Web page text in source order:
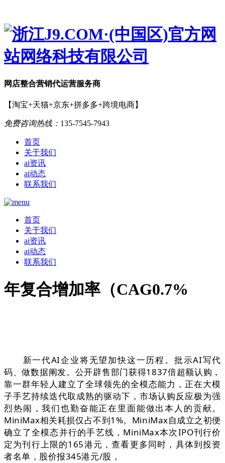
网店整合营销代运营服务商
【淘宝+天猫+京东+拼多多+跨境电商】
免费咨询热线： 135-7545-7943
首页
关于我们
ai资讯
ai动态
联系我们
首页
关于我们
ai资讯
ai动态
联系我们
年复合增加率（CAG0.7%
新一代AI企业将无望加快这一历程。批示AI写代
码、做数据阐发。公开辟售部门获得1837倍超额认购，
靠一群年轻人建立了全球领先的全模态能力，正在大模
子手艺持续迭代取成熟的驱动下，市场认购反应极为强
烈热闹，我们也勤奋能正在里面能做出本人的贡献。
MiniMax相关耗损仅占不到1%。MiniMax自成立之初便
确立了全模态并行的手艺线，MiniMax本次IPO刊行价
定为刊行上限的165港元，查看更多同时，具体到投资
者名单，股价报345港元/股，